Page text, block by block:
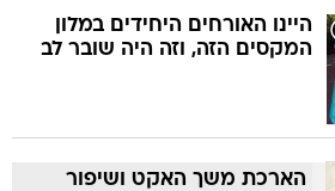
היינו האורחים היחידים במלון
המקסים הזה, וזה היה שובר לב
הארכת משך האקט ושיפור